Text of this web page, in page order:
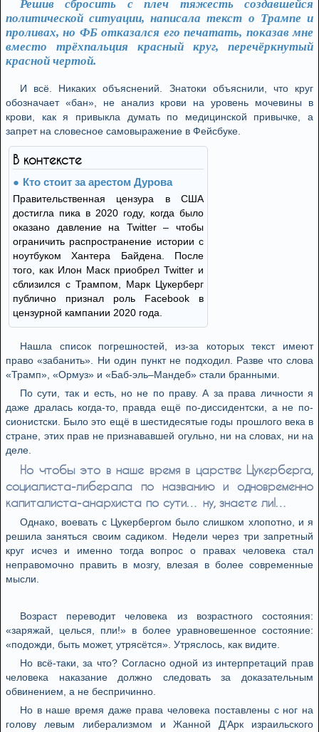
Решив сбросить с плеч тяжесть создавшейся
политической ситуации, написала текст о Трампе и
проливах, но ФБ отказался его печатать, показав мне
вместо трёхпальция красный круг, перечёркнутый
красной чертой.
И всё. Никаких объяснений. Знатоки объяснили, что круг
обозначает «бан», не анализ крови на уровень мочевины в
крови, как я привыкла думать по медицинской привычке, а
запрет на словесное самовыражение в Фейсбуке.
В контексте
Кто стоит за арестом Дурова
Правительственная цензура в США
достигла пика в 2020 году, когда было
оказано давление на Twitter – чтобы
ограничить распространение истории с
ноутбуком Хантера Байдена. После
того, как Илон Маск приобрел Twitter и
сблизился с Трампом, Марк Цукерберг
публично признал роль Facebook в
цензурной кампании 2020 года.
Нашла список погрешностей, из-за которых текст имеют
право «забанить». Ни один пункт не подходил. Разве что слова
«Трамп», «Ормуз» и «Баб-эль–Мандеб» стали бранными.
По сути, так и есть, но не по праву. А за права личности я
даже дралась когда-то, правда ещё по-диссидентски, а не по-
сионистски. Было это ещё в шестидесятые годы прошлого века в
стране, этих прав не признававшей огульно, ни на словах, ни на
деле.
Но чтобы это в наше время в царстве Цукерберга,
социалиста-либерала по названию и одновременно
капиталиста-анархиста по сути… ну, знаете ли!…
Однако, воевать с Цукербергом было слишком хлопотно, и я
решила заняться своим садиком. Недели через три запретный
круг исчез и именно тогда вопрос о правах человека стал
неправомочно править в мозгу, влезая в более современные
мысли.
Возраст переводит человека из возрастного состояния:
«заряжай, целься, пли!» в более уравновешенное состояние:
«подожди, быть может, утрясётся». Утряслось, как видите.
Но всё-таки, за что? Согласно одной из интерпретаций прав
человека наказание должно следовать за доказательным
обвинением, а не беспричинно.
Но в наше время даже права человека поставлены с ног на
голову левым либерализмом и Жанной Д’Арк израильского